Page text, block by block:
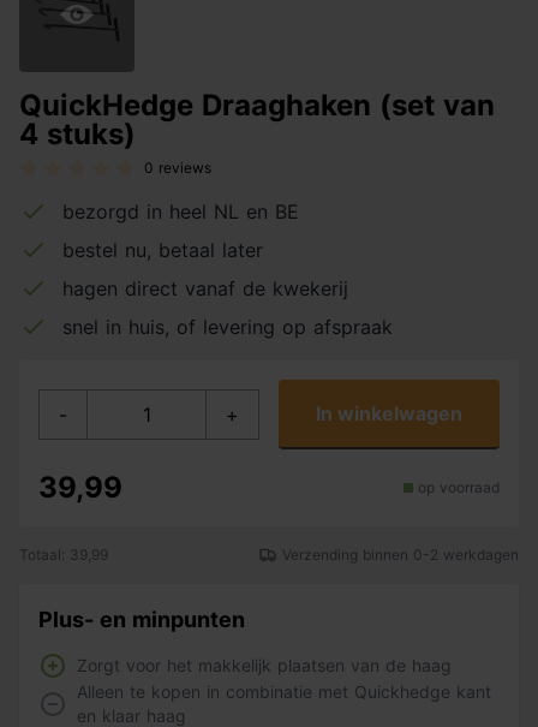
QuickHedge Draaghaken (set van
4 stuks)
0 reviews
bezorgd in heel NL en BE
bestel nu, betaal later
hagen direct vanaf de kwekerij
snel in huis, of levering op afspraak
- + In winkelwagen
39,99 op voorraad
Totaal: 39,99 Verzending binnen 0-2 werkdagen
Plus- en minpunten
Zorgt voor het makkelijk plaatsen van de haag
Alleen te kopen in combinatie met Quickhedge kant
en klaar haag